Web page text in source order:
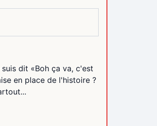
dit «Boh ça va, c'est
en place de l'histoire ?